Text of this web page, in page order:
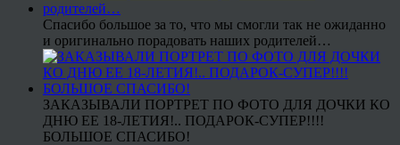
Спасибо большое за то, что мы смогли так не ожиданно
и оригинально порадовать наших родителей…
ЗАКАЗЫВАЛИ ПОРТРЕТ ПО ФОТО ДЛЯ ДОЧКИ КО
ДНЮ ЕЕ 18-ЛЕТИЯ!.. ПОДАРОК-СУПЕР!!!!
БОЛЬШОЕ СПАСИБО!